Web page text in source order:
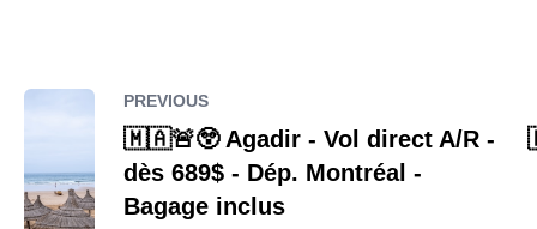
PREVIOUS
🇲🇦🚨😲 Agadir - Vol direct A/R -
dès 689$ - Dép. Montréal -
Bagage inclus